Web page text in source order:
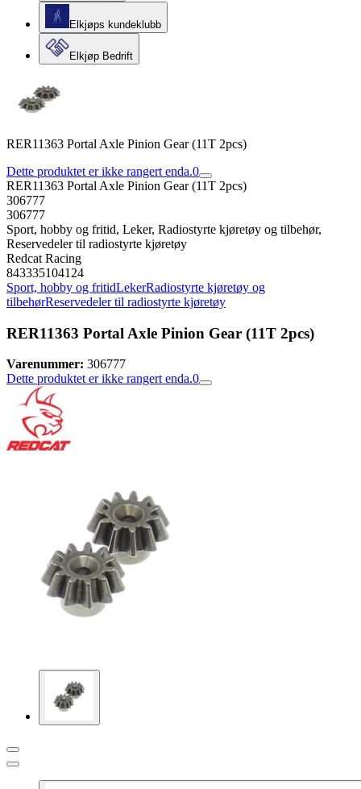
Elkjøps kundeklubb
Elkjøp Bedrift
RER11363 Portal Axle Pinion Gear (11T 2pcs)
Dette produktet er ikke rangert enda.0
RER11363 Portal Axle Pinion Gear (11T 2pcs)
306777
306777
Sport, hobby og fritid, Leker, Radiostyrte kjøretøy og tilbehør,
Reservedeler til radiostyrte kjøretøy
Redcat Racing
843335104124
Sport, hobby og fritidLekerRadiostyrte kjøretøy og
tilbehørReservedeler til radiostyrte kjøretøy
RER11363 Portal Axle Pinion Gear (11T 2pcs)
Varenummer: 306777
Dette produktet er ikke rangert enda.0